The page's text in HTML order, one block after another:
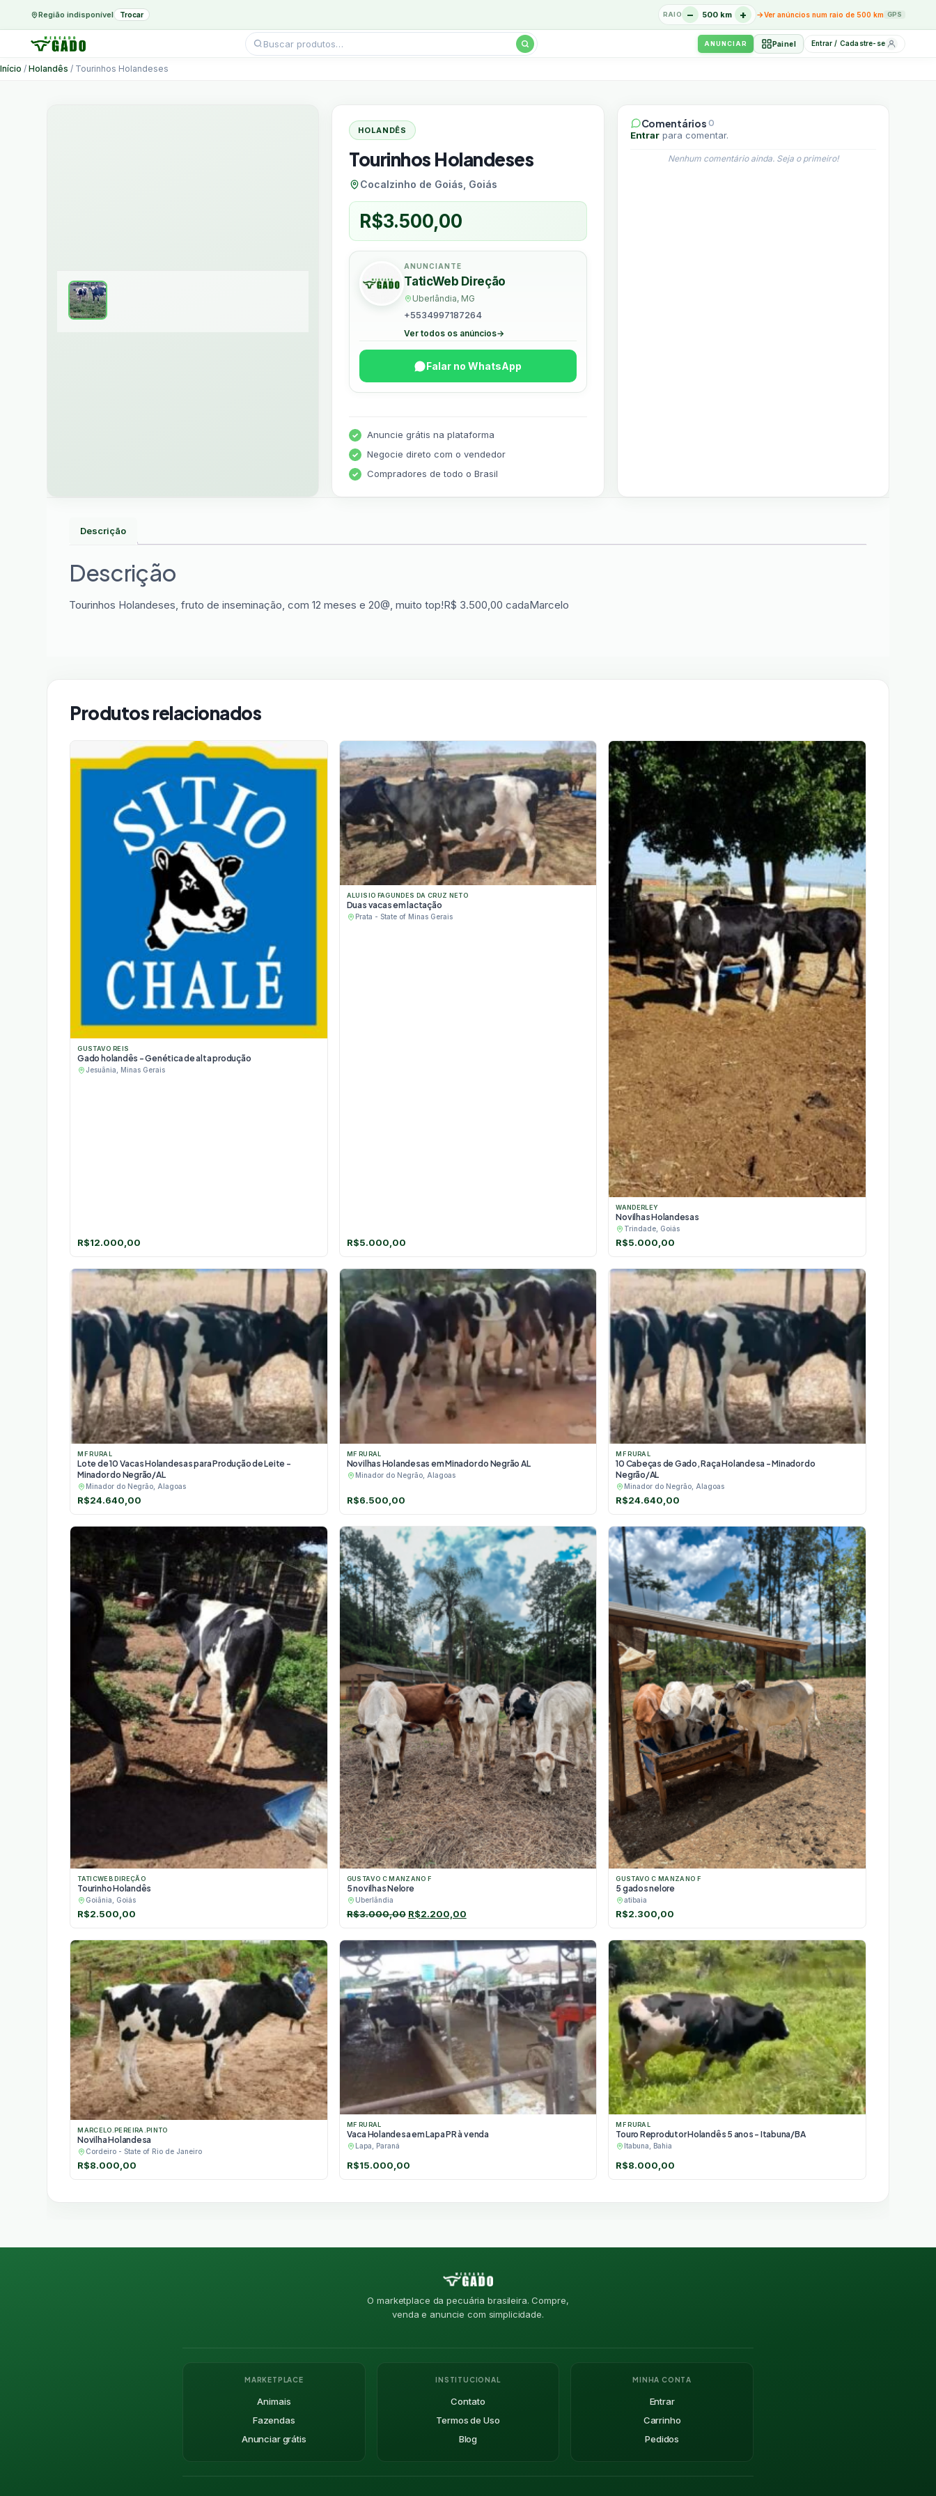
Região indisponível Trocar RAIO − 500 km + →Ver anúncios num raio de 500 km GPS
Pesquisar
produtos
ANUNCIAR Painel Entrar / Cadastre-se
Ir
Início / Holandês / Tourinhos Holandeses
HOLANDÊS
Tourinhos Holandeses
Cocalzinho de Goiás, Goiás
R$3.500,00
ANUNCIANTE
TaticWeb Direção
Uberlândia, MG
+5534997187264
Ver todos os anúncios→
Falar no WhatsApp
Anuncie grátis na plataforma
Negocie direto com o vendedor
Compradores de todo o Brasil
Comentários 0
Entrarpara comentar.
Nenhum comentário ainda. Seja o primeiro!
Descrição
Descrição
Tourinhos Holandeses, fruto de inseminação, com 12 meses e 20@, muito top!R$ 3.500,00 cadaMarcelo
Produtos relacionados
GUSTAVO REIS
Gado holandês - Genética de alta produção
Jesuânia, Minas Gerais
R$12.000,00
ALUISIO FAGUNDES DA CRUZ NETO
Duas vacas em lactação
Prata - State of Minas Gerais
R$5.000,00
WANDERLEY
Novilhas Holandesas
Trindade, Goiás
R$5.000,00
MF RURAL
Lote de 10 Vacas Holandesas para Produção de Leite -
Minador do Negrão/AL
Minador do Negrão, Alagoas
R$24.640,00
MF RURAL
Novilhas Holandesas em Minador do Negrão AL
Minador do Negrão, Alagoas
R$6.500,00
MF RURAL
10 Cabeças de Gado, Raça Holandesa - Minador do
Negrão/AL
Minador do Negrão, Alagoas
R$24.640,00
TATICWEB DIREÇÃO
Tourinho Holandês
Goiânia, Goiás
R$2.500,00
GUSTAVO C MANZANO F
5 novilhas Nelore
Uberlândia
R$3.000,00 O
original
era:
R$3.000,00.
R$2.200,00O
atual
é:
R$2.200,00.
GUSTAVO C MANZANO F
5 gados nelore
atibaia
R$2.300,00
MARCELO.PEREIRA.PINTO
Novilha Holandesa
Cordeiro - State of Rio de Janeiro
R$8.000,00
MF RURAL
Vaca Holandesa em Lapa PR à venda
Lapa, Paraná
R$15.000,00
MF RURAL
Touro Reprodutor Holandês 5 anos - Itabuna/BA
Itabuna, Bahia
R$8.000,00
O marketplace da pecuária brasileira. Compre,
venda e anuncie com simplicidade.
MARKETPLACE
Animais
Fazendas
Anunciar grátis
INSTITUCIONAL
Contato
Termos de Uso
Blog
MINHA CONTA
Entrar
Carrinho
Pedidos